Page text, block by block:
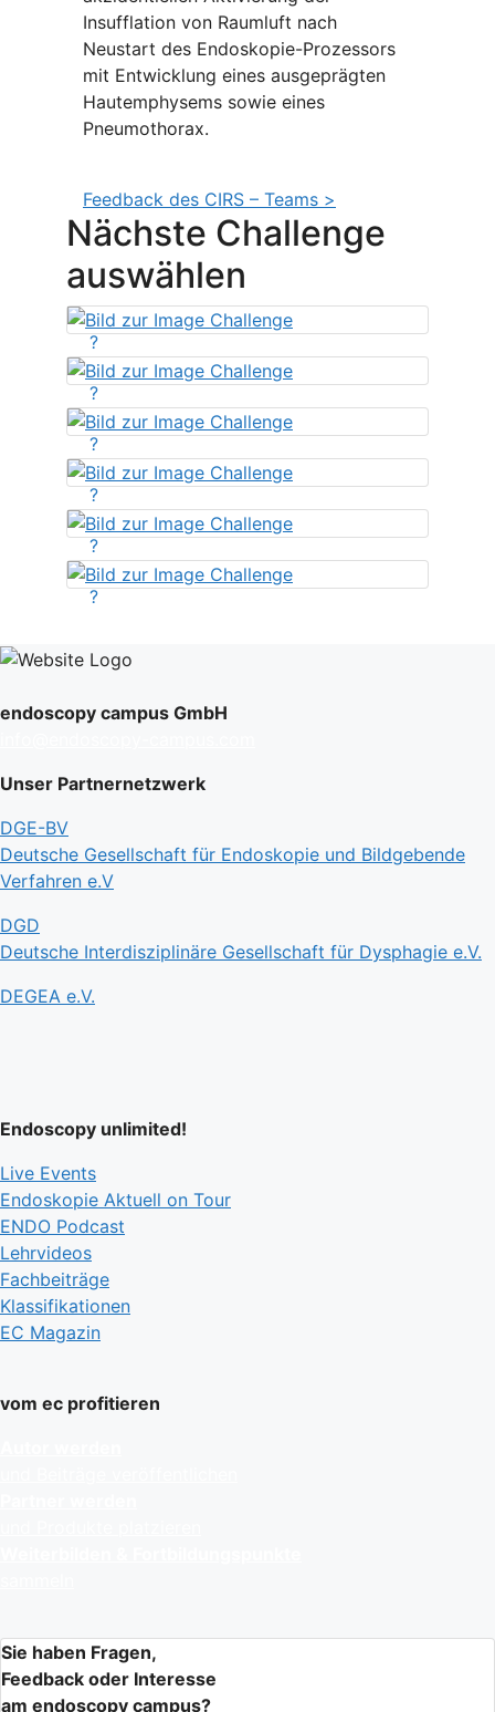
Insufflation von Raumluft nach
Neustart des Endoskopie-Prozessors
mit Entwicklung eines ausgeprägten
Hautemphysems sowie eines
Pneumothorax.
Feedback des CIRS – Teams >
Nächste Challenge
auswählen
?
?
?
?
?
?
endoscopy campus GmbH
Unser Partnernetzwerk
DGE-BV
Deutsche Gesellschaft für Endoskopie und Bildgebende
Verfahren e.V
DGD
Deutsche Interdisziplinäre Gesellschaft für Dysphagie e.V.
DEGEA e.V.
Endoscopy unlimited!
Live Events
Endoskopie Aktuell on Tour
ENDO Podcast
Lehrvideos
Fachbeiträge
Klassifikationen
EC Magazin
vom ec profitieren
Sie haben Fragen,
Feedback oder Interesse
am endoscopy campus?